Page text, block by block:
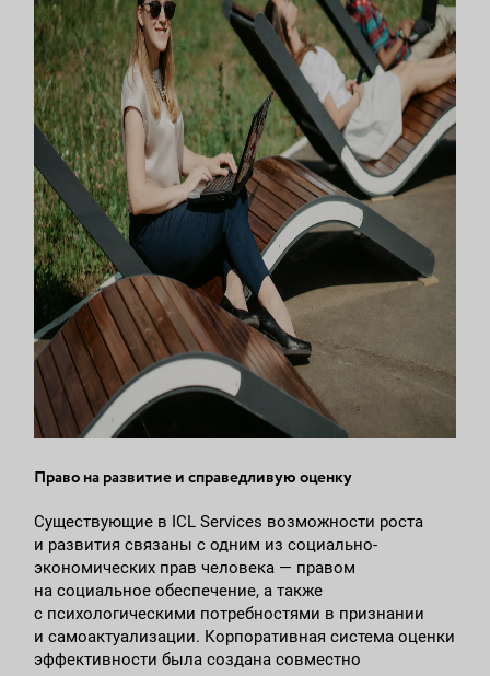
Право на развитие и справедливую оценку
Существующие в ICL Services возможности роста
и развития связаны с одним из социально-
экономических прав человека — правом
на социальное обеспечение, а также
с психологическими потребностями в признании
и самоактуализации. Корпоративная система оценки
эффективности была создана совместно